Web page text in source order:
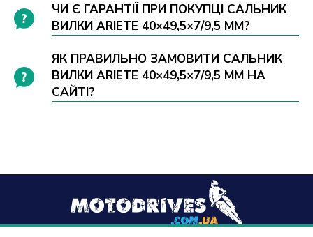
ЧИ Є ГАРАНТІЇ ПРИ ПОКУПЦІ САЛЬНИК
ВИЛКИ ARIETE 40×49,5×7/9,5 ММ?
ЯК ПРАВИЛЬНО ЗАМОВИТИ САЛЬНИК
ВИЛКИ ARIETE 40×49,5×7/9,5 ММ НА
САЙТІ?